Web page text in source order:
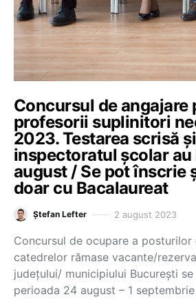
Concursul de angajare
profesorii suplinitori
2023. Testarea scrisă
inspectoratul școlar au
august / Se pot înscrie
doar cu Bacalaureat
Ștefan Lefter 2 august 2023
Concursul de ocupare a posturilor
catedrelor rămase vacante/
județului/ municipiului București
perioada 24 august – 1